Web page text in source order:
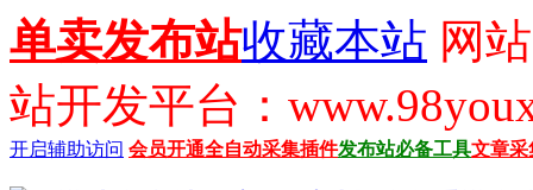
单卖发布站收藏本站 网
站开发平台：
开启辅助访问 会员开通全自动采集插件发布站必备工具文章采